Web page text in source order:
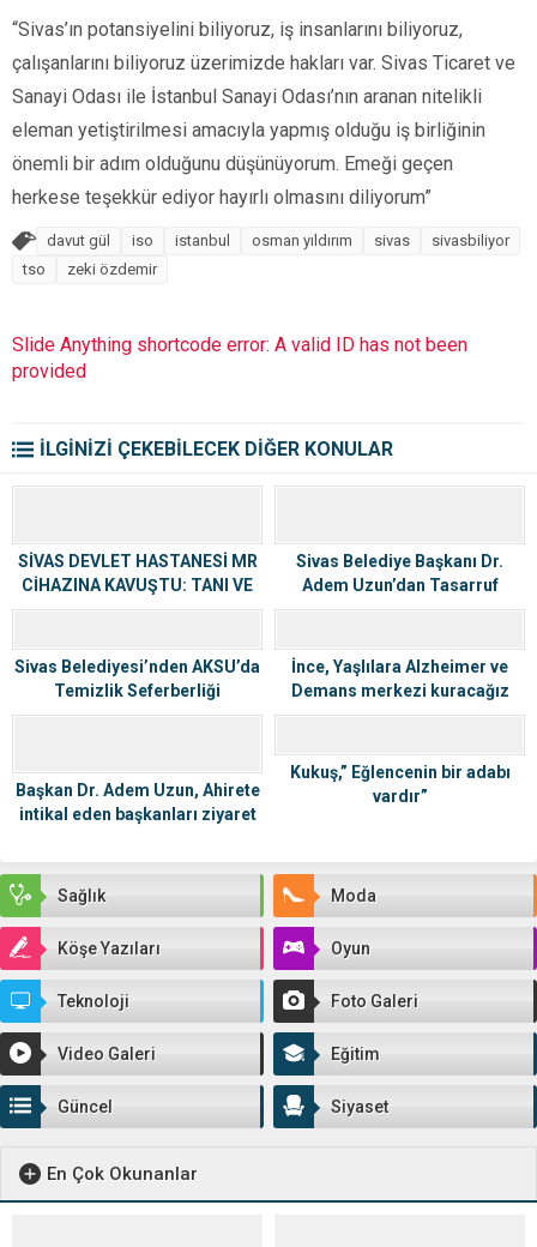
“Sivas’ın potansiyelini biliyoruz, iş insanlarını biliyoruz,
çalışanlarını biliyoruz üzerimizde hakları var. Sivas Ticaret ve
Sanayi Odası ile İstanbul Sanayi Odası’nın aranan nitelikli
eleman yetiştirilmesi amacıyla yapmış olduğu iş birliğinin
önemli bir adım olduğunu düşünüyorum. Emeği geçen
herkese teşekkür ediyor hayırlı olmasını diliyorum”
davut gül iso istanbul osman yıldırım sivas
sivasbiliyor
tso
zeki özdemir
Slide Anything shortcode error: A valid ID has not been
provided
İLGİNİZİ ÇEKEBİLECEK DİĞER KONULAR
SİVAS DEVLET HASTANESİ MR
CİHAZINA KAVUŞTU: TANI VE
TEDAVİDE YENİ DÖNEM
Sivas Belediye Başkanı Dr.
Adem Uzun’dan Tasarruf
Tedbirleri Toplantısı
Sivas Belediyesi’nden AKSU’da
Temizlik Seferberliği
İnce, Yaşlılara Alzheimer ve
Demans merkezi kuracağız
Başkan Dr. Adem Uzun, Ahirete
intikal eden başkanları ziyaret
Kukuş,” Eğlencenin bir adabı
vardır”
Sağlık Moda
Köşe Yazıları Oyun
Teknoloji Foto Galeri
Video Galeri Eğitim
Güncel Siyaset
En Çok Okunanlar